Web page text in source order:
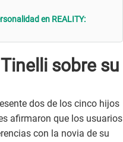
en REALITY:
sobre su
dos de los cinco hijos
afirmaron que los usuarios
con la novia de su